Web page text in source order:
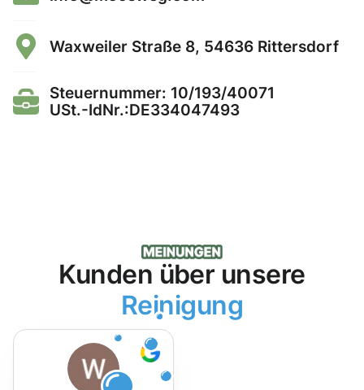
Waxweiler Straße 8, 54636 Rittersdorf
Steuernummer: 10/193/40071
USt.-IdNr.:DE334047493
Kunden über unsere
Reinigung